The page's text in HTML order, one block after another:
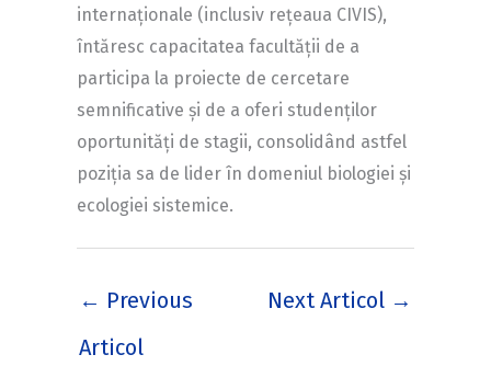
internaționale (inclusiv rețeaua CIVIS),
întăresc capacitatea facultății de a
participa la proiecte de cercetare
semnificative și de a oferi studenților
oportunități de stagii, consolidând astfel
poziția sa de lider în domeniul biologiei și
ecologiei sistemice.
← Previous
Articol
Next Articol →